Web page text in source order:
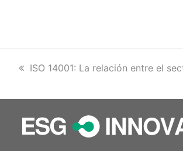
previous
ISO 14001: La relación entre el